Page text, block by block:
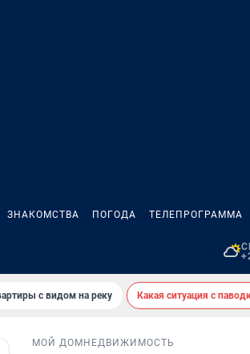
ЗНАКОМСТВА ПОГОДА ТЕЛЕПРОГРАММА
с видом на реку Какая ситуация с
МОЙ ДОМ НЕДВИЖИМОСТЬ